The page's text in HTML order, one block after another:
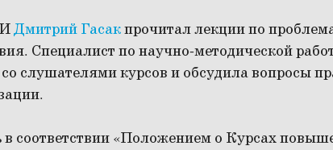
Дмитрий Гасакпрочитал лекции по
Специалист по научно-методической
слушателями курсов и обсудила вопросы
в соответствии «Положением о Курсах